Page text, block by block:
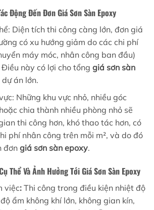
Động Đến ĐơnGiá Sơn Sàn Epoxy
Diện tích thi công càng lớn, đơn giá
có xu hướng giảm do các chi phí
máy móc, nhân công ban đầu)
này có lợi cho tổng giá sơn sàn
án lớn.
Những khu vực nhỏ, nhiều góc
chia thành nhiều phòng nhỏ sẽ
thi công hơn, khó thao tác hơn, có
phí nhân công trên mỗi m², và do đó
đơn giá sơn sàn epoxy.
Thể Và Ảnh Hưởng Tới Giá Sơn Sàn Epoxy
việc:Thi công trong điều kiện nhiệt độ
ẩm không khí lớn, không gian kín,